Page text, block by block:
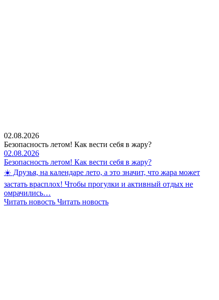
02.08.2026
Безопасность летом! Как вести себя в жару?
02.08.2026
Безопасность летом! Как вести себя в жару?
☀️ Друзья, на календаре лето, а это значит, что жара может
застать врасплох! Чтобы прогулки и активный отдых не
омрачились…
Читать новость Читать новость